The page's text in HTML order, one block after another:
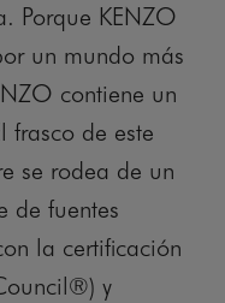
Porque KENZO
un mundo más
contiene un
frasco de este
se rodea de un
de fuentes
la certificación
y